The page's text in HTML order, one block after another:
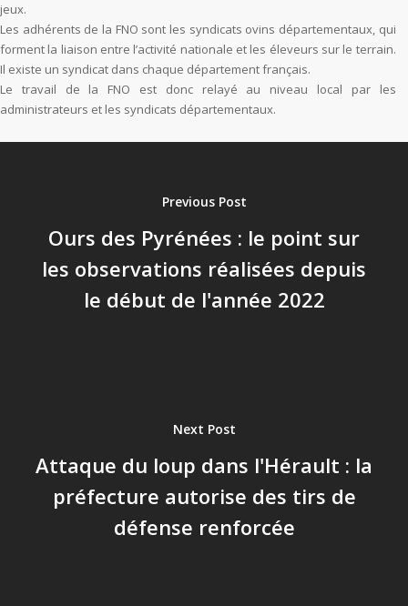
jeux.
Les adhérents de la FNO sont les syndicats ovins départementaux, qui
forment la liaison entre l’activité nationale et les éleveurs sur le terrain.
Il existe un syndicat dans chaque département français.
Le travail de la FNO est donc relayé au niveau local par les
administrateurs et les syndicats départementaux.
Previous Post
Ours des Pyrénées : le point sur
les observations réalisées depuis
le début de l'année 2022
Next Post
Attaque du loup dans l'Hérault : la
préfecture autorise des tirs de
défense renforcée